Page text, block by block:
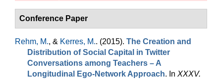
Conference Paper
Rehm, M., & Kerres, M.. (2015). The Creation and
Distribution of Social Capital in Twitter
Conversations among Teachers – A
Longitudinal Ego-Network Approach. In XXXV.